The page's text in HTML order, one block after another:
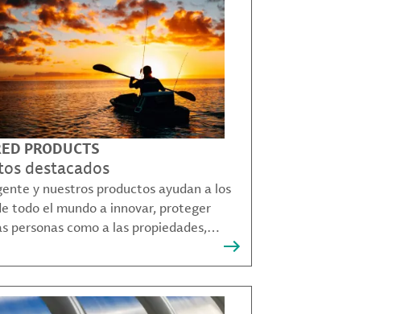
PRODUCTS
destacados
y nuestros productos ayudan a los
todo el mundo a innovar, proteger
personas como a las propiedades,
de moverse, comunicarse y prosperar.